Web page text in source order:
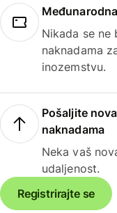
Nikada se ne
naknadama
inozemstvu.
Pošaljite
naknadama
Neka vaš
udaljenost.
Registrirajte se